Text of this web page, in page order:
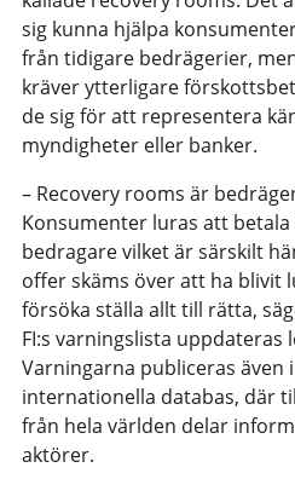
sig kunna hjälpa
från tidigare bedrägerier,
kräver ytterligare
de sig för att representera
myndigheter eller banker.
– Recovery rooms är
Konsumenter luras att
bedragare vilket är särskilt
offer skäms över att ha blivit
försöka ställa allt till rätta,
FI:s varningslista uppdateras
Varningarna publiceras även i
internationella databas, där
från hela världen delar
aktörer.